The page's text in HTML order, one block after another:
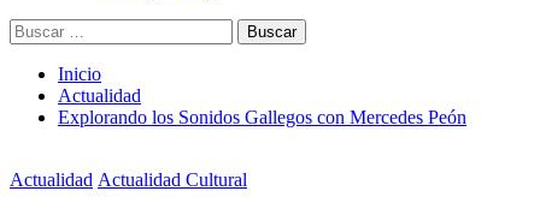
Buscar:
Inicio
Actualidad
Explorando los Sonidos Gallegos con Mercedes Peón
Actualidad Actualidad Cultural